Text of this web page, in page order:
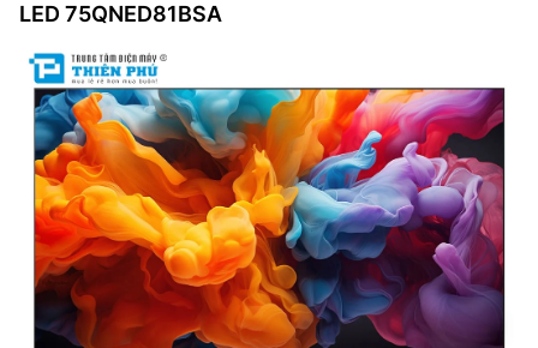
LED 75QNED81BSA